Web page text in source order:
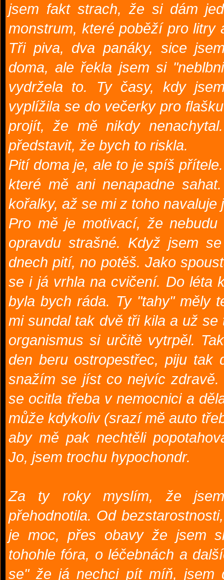
jsem fakt strach, že si dám
monstrum, které poběží pro litry
Tři piva, dva panáky, sice
doma, ale řekla jsem si
vydržela to. Ty časy, kdy
vyplížila se do večerky pro
projít, že mě nikdy
představit, že bych to riskla.
Pití doma je, ale to je spíš
které mě ani nenapadne
kořalky, až se mi z toho navaluje
Pro mě je motivací, že
opravdu strašné. Když jsem
dnech pití, no potěš. Jako
se i já vrhla na cvičení. Do léta
byla bych ráda. Ty "tahy" měly
mi sundal tak dvě tři kila a už
organismus si určitě vytrpěl.
den beru ostropestřec, piju tak
snažím se jíst co nejvíc
se ocitla třeba v nemocnici a
může kdykoliv (srazí mě auto
aby mě pak nechtěli
Jo, jsem trochu hypochondr.
Za ty roky myslím, že
přehodnotila. Od
je moc, přes obavy že jsem
tohohle fóra, o léčebnách a
se" že já nechci pít míň, jsem